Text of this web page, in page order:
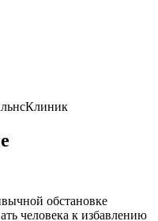
обстановке
человека к избавлению